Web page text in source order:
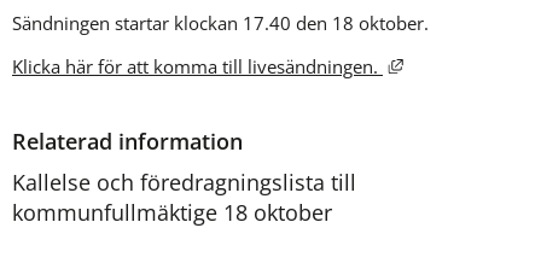
Sändningen startar klockan 17.40 den 18 oktober.
Klicka här för att komma till livesändningen.
Länk till annan
Relaterad information
Kallelse och föredragningslista till
kommunfullmäktige 18 oktober